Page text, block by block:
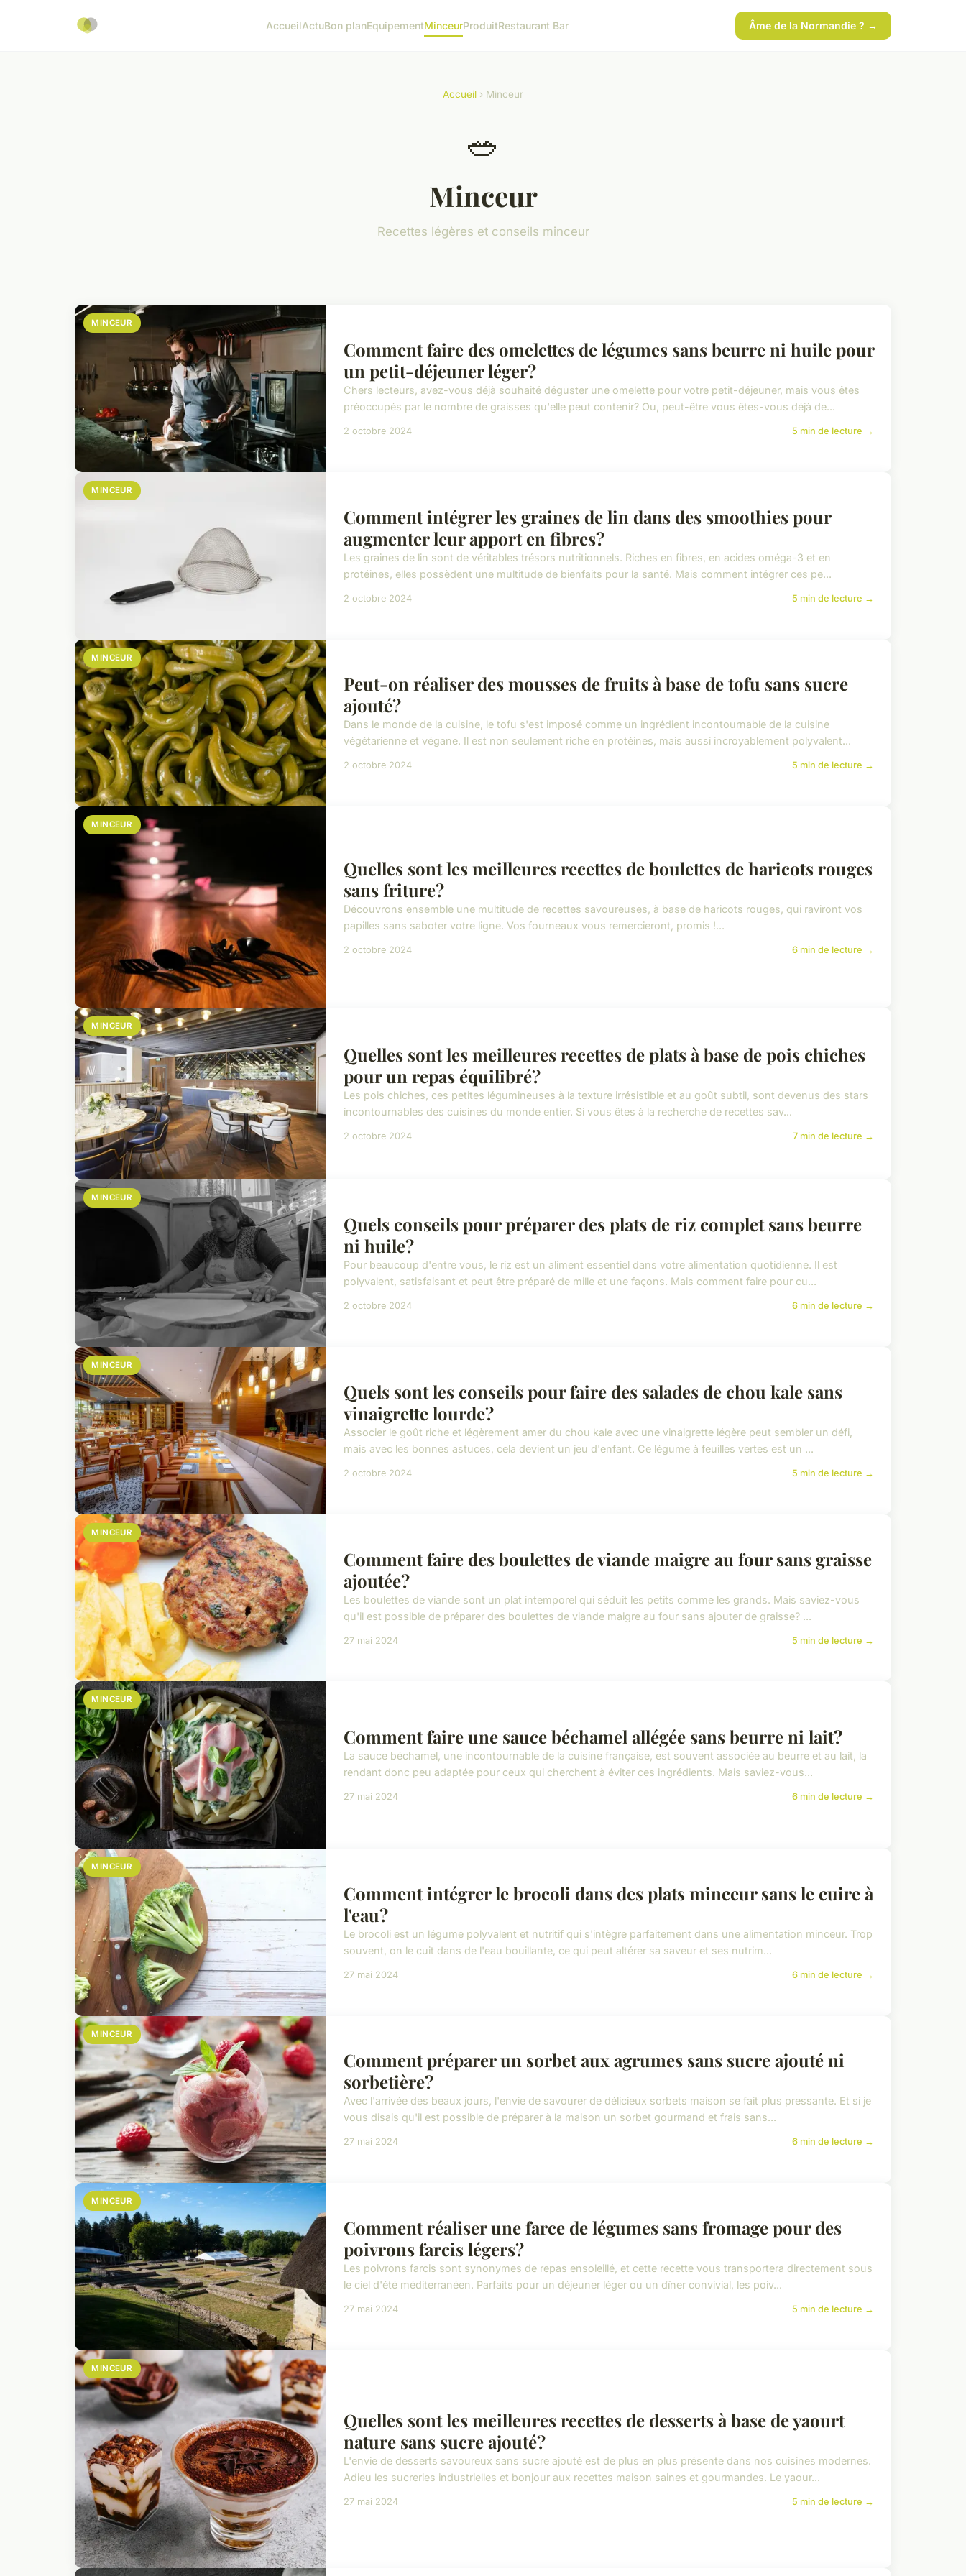
AccueilActuBon planEquipementMinceurProduitRestaurant Bar Âme de la Normandie ? →
Accueil › Minceur
🥗
Minceur
Recettes légères et conseils minceur
MINCEUR
Comment faire des omelettes de légumes sans beurre ni huile pour
un petit-déjeuner léger?
Chers lecteurs, avez-vous déjà souhaité déguster une omelette pour votre petit-déjeuner, mais vous êtes
préoccupés par le nombre de graisses qu'elle peut contenir? Ou, peut-être vous êtes-vous déjà de...
2 octobre 2024 5 min de lecture →
MINCEUR
Comment intégrer les graines de lin dans des smoothies pour
augmenter leur apport en fibres?
Les graines de lin sont de véritables trésors nutritionnels. Riches en fibres, en acides oméga-3 et en
protéines, elles possèdent une multitude de bienfaits pour la santé. Mais comment intégrer ces pe...
2 octobre 2024 5 min de lecture →
MINCEUR
Peut-on réaliser des mousses de fruits à base de tofu sans sucre
ajouté?
Dans le monde de la cuisine, le tofu s'est imposé comme un ingrédient incontournable de la cuisine
végétarienne et végane. Il est non seulement riche en protéines, mais aussi incroyablement polyvalent...
2 octobre 2024 5 min de lecture →
MINCEUR
Quelles sont les meilleures recettes de boulettes de haricots rouges
sans friture?
Découvrons ensemble une multitude de recettes savoureuses, à base de haricots rouges, qui raviront vos
papilles sans saboter votre ligne. Vos fourneaux vous remercieront, promis !...
2 octobre 2024 6 min de lecture →
MINCEUR
Quelles sont les meilleures recettes de plats à base de pois chiches
pour un repas équilibré?
Les pois chiches, ces petites légumineuses à la texture irrésistible et au goût subtil, sont devenus des stars
incontournables des cuisines du monde entier. Si vous êtes à la recherche de recettes sav...
2 octobre 2024 7 min de lecture →
MINCEUR
Quels conseils pour préparer des plats de riz complet sans beurre
ni huile?
Pour beaucoup d'entre vous, le riz est un aliment essentiel dans votre alimentation quotidienne. Il est
polyvalent, satisfaisant et peut être préparé de mille et une façons. Mais comment faire pour cu...
2 octobre 2024 6 min de lecture →
MINCEUR
Quels sont les conseils pour faire des salades de chou kale sans
vinaigrette lourde?
Associer le goût riche et légèrement amer du chou kale avec une vinaigrette légère peut sembler un défi,
mais avec les bonnes astuces, cela devient un jeu d'enfant. Ce légume à feuilles vertes est un ...
2 octobre 2024 5 min de lecture →
MINCEUR
Comment faire des boulettes de viande maigre au four sans graisse
ajoutée?
Les boulettes de viande sont un plat intemporel qui séduit les petits comme les grands. Mais saviez-vous
qu'il est possible de préparer des boulettes de viande maigre au four sans ajouter de graisse? ...
27 mai 2024 5 min de lecture →
MINCEUR
Comment faire une sauce béchamel allégée sans beurre ni lait?
La sauce béchamel, une incontournable de la cuisine française, est souvent associée au beurre et au lait, la
rendant donc peu adaptée pour ceux qui cherchent à éviter ces ingrédients. Mais saviez-vous...
27 mai 2024 6 min de lecture →
MINCEUR
Comment intégrer le brocoli dans des plats minceur sans le cuire à
l'eau?
Le brocoli est un légume polyvalent et nutritif qui s'intègre parfaitement dans une alimentation minceur. Trop
souvent, on le cuit dans de l'eau bouillante, ce qui peut altérer sa saveur et ses nutrim...
27 mai 2024 6 min de lecture →
MINCEUR
Comment préparer un sorbet aux agrumes sans sucre ajouté ni
sorbetière?
Avec l'arrivée des beaux jours, l'envie de savourer de délicieux sorbets maison se fait plus pressante. Et si je
vous disais qu'il est possible de préparer à la maison un sorbet gourmand et frais sans...
27 mai 2024 6 min de lecture →
MINCEUR
Comment réaliser une farce de légumes sans fromage pour des
poivrons farcis légers?
Les poivrons farcis sont synonymes de repas ensoleillé, et cette recette vous transportera directement sous
le ciel d'été méditerranéen. Parfaits pour un déjeuner léger ou un dîner convivial, les poiv...
27 mai 2024 5 min de lecture →
MINCEUR
Quelles sont les meilleures recettes de desserts à base de yaourt
nature sans sucre ajouté?
L'envie de desserts savoureux sans sucre ajouté est de plus en plus présente dans nos cuisines modernes.
Adieu les sucreries industrielles et bonjour aux recettes maison saines et gourmandes. Le yaour...
27 mai 2024 5 min de lecture →